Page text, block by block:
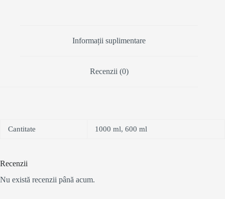
Informații suplimentare
Recenzii (0)
Cantitate 1000 ml, 600 ml
Recenzii
Nu există recenzii până acum.